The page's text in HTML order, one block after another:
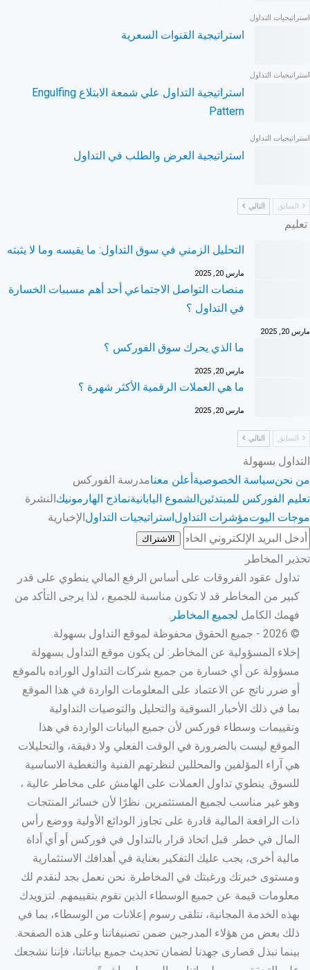
استراتيجيات التداول
استراتيجية القنوات السعرية
استراتيجيات التداول
استراتيجية التداول علي شمعة الابتلاع Engulfing
Pattern
استراتيجيات التداول
استراتيجية العرض والطلب في التداول
السابق التالي
تعليم
التحليل الزمني في سوق التداول: ما يقيسه وما لا يثبته
مارس 20, 2025
منصات التواصل الاجتماعي أحد أهم مسببات الخسارة
في التداول ؟
مارس 20, 2025
ما الذي يحرك سوق الفوركس ؟
مارس 20, 2025
ما هي العملات الرقمية الأكثر شهرة ؟
مارس 20, 2025
السابق التالي
التداول بسهولة
من نحنسياسة الخصوصية أعلن معنامدرسة الفوركس
تعليم الفوركس للمبتدئين الشموع اليابانيةنماذج الهارمونيك
موجات اليوتمؤشرات التداول استراتيجيات التداول
النشرة
الإخبارية
الاشتراك
تحذير المخاطر
تداول عقود الفروقات على أساس الرفع المالي ينطوي على قدر
كبير من المخاطر قد لا تكون مناسبة للجميع ، لذا يرجى التأكد من
فهمك الكامل لجميع المخاطر.
© 2026 - جميع الحقوق محفوظة لموقع التداول بسهولة.
إخلاء المسؤولية عن المخاطر: لن يكون موقع التداول بسهولة
مسؤولة عن أي خسارة من جميع شركات التداول الوراده بالموقع
أو ضرر ناتج عن الاعتماد على المعلومات الواردة في هذا الموقع
بما في ذلك الأخبار السوقية والتحليل والتوصيات التداولية
وتقييمات وسطاء فوركس لأن جميع البيانات الواردة في هذا
الموقع ليست بالضرورة في الوقت الفعلي ولا دقيقة، والتحليلات
هي آراء المؤلفين والمحللين لنظرتهم الفنية والتغطية الاساسية
للسوق. ينطوي تداول العملات على الهامش على مخاطر عالية ،
وهو غير مناسب لجميع المستثمرين. نظرًا لأن خسائر المنتجات
ذات الرافعة المالية قادرة على تجاوز الودائع الأولية ووضع رأس
المال في خطر. قبل اتخاذ قرار بالتداول في فوركس أو أي أداة
مالية أخرى، يجب عليك التفكير بعناية في أهدافك الاستثمارية
ومستوى خبرتك ورغبتك في المخاطرة. نحن نعمل بجد لنقدم لك
معلومات قيمة عن جميع الوسطاء الذين نقوم بتقييمهم. لتزويدك
بهذه الخدمة المجانية، نتلقى رسوم إعلانات من الوسطاء، بما في
ذلك بعض من هؤلاء المدرجين ضمن تصنيفاتنا وعلى هذه الصفحة.
بينما نبذل قصارى جهدنا لضمان تحديث جميع بياناتنا، فإننا نشجعك